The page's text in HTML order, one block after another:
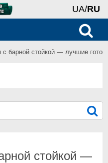
UA/RU
с барной стойкой — лучшие
стойкой —